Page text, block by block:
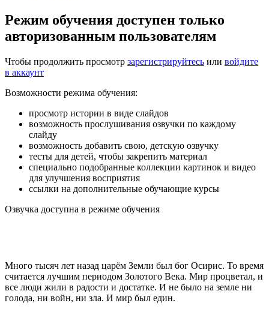
Режим обучения доступен только
авторизованным пользователям
Чтобы продолжить просмотр зарегистрируйтесь или войдите
в аккаунт
Возможности режима обучения:
просмотр истории в виде слайдов
возможность прослушивания озвучки по каждому
слайду
возможность добавить свою, детскую озвучку
тесты для детей, чтобы закрепить материал
специально подобранные коллекции картинок и видео
для улучшения восприятия
ссылки на дополнительные обучающие курсы
Озвучка доступна в режиме обучения
Много тысяч лет назад царём Земли был бог Осирис. То время
считается лучшим периодом Золотого Века. Мир процветал, и
все люди жили в радости и достатке. И не было на земле ни
голода, ни войн, ни зла. И мир был един.